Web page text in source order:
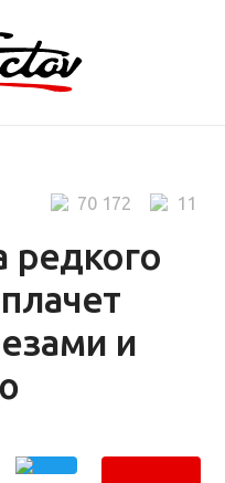
редкого
и
11
70 172